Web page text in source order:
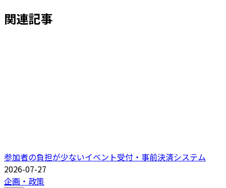
関連記事
参加者の負担が少ないイベント受付・事前決済システム
2026-07-27
企画・政策